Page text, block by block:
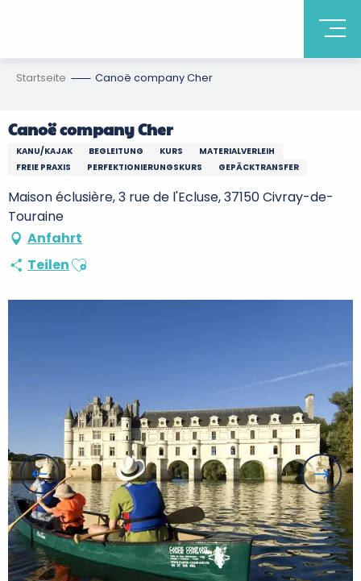
Startseite Canoë company Cher
Canoë company Cher
KANU/KAJAK BEGLEITUNG KURS
MATERIALVERLEIH
FREIE PRAXIS
PERFEKTIONIERUNGSKURS GEPÄCKTRANSFER
Maison éclusière, 3 rue de l'Ecluse, 37150 Civray-de-
Touraine
Anfahrt
TeilenAjouter aux favoris